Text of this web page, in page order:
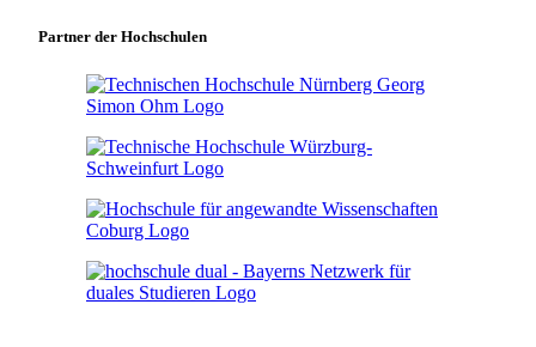
Partner der Hochschulen